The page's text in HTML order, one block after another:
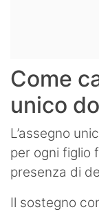
Come
unico
L’assegno
per ogni figlio
presenza di
Il sostegno